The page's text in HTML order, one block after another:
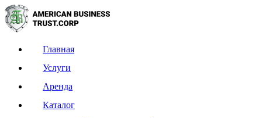
Главная
Услуги
Аренда
Каталог